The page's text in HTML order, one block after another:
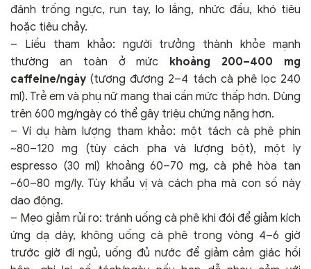
đánh trống ngực, run tay, lo lắng, nhức đầu, khó tiêu
hoặc tiêu chảy.
– Liều tham khảo: người trưởng thành khỏe mạnh
thường an toàn ở mức khoảng 200–400 mg
caffeine/ngày (tương đương 2–4 tách cà phê lọc 240
ml). Trẻ em và phụ nữ mang thai cần mức thấp hơn. Dùng
trên 600 mg/ngày có thể gây triệu chứng nặng hơn.
– Ví dụ hàm lượng tham khảo: một tách cà phê phin
~80–120 mg (tùy cách pha và lượng bột), một ly
espresso (30 ml) khoảng 60–70 mg, cà phê hòa tan
~60–80 mg/ly. Tùy khẩu vị và cách pha mà con số này
dao động.
– Mẹo giảm rủi ro: tránh uống cà phê khi đói để giảm kích
ứng dạ dày, không uống cà phê trong vòng 4–6 giờ
trước giờ đi ngủ, uống đủ nước để giảm cảm giác hồi